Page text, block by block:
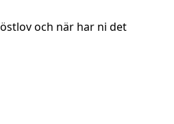
och när har ni det